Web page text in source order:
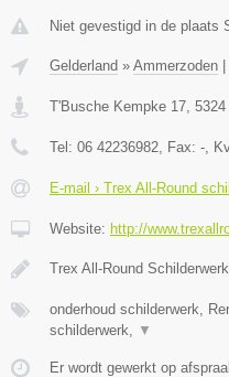
Niet gevestigd in de plaats
Gelderland » Ammerzoden
T'Busche Kempke 17 5324
Tel: 06 42236982 , Fax: - ,
E-mail › Trex All-Round
Website: http://
Trex All-Round
onderhoud schilderwerk,
schilderwerk,
▼
Er wordt gewerkt op